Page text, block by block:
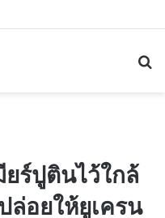
en plein essor
ยร์ปูตินไว้ใกล้
ล่อยให้ยูเครน